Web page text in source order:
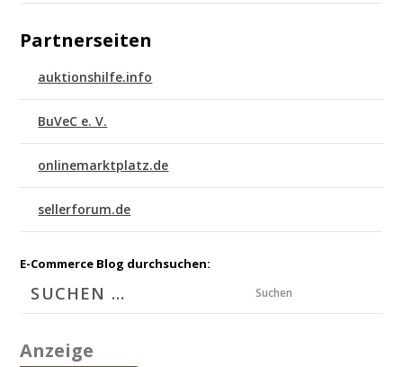
Partnerseiten
auktionshilfe.info
BuVeC e. V.
onlinemarktplatz.de
sellerforum.de
E-Commerce Blog durchsuchen:
Suchen
Anzeige